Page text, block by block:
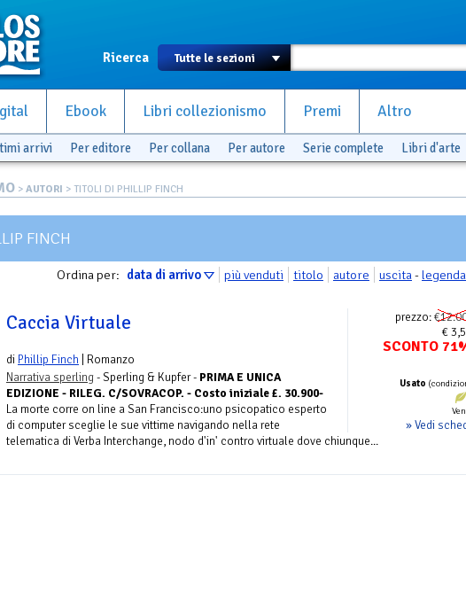
Ricerca
Ebook Libri collezionismo Premi Altro
arrivi Per editore Per collana Per autore Serie complete Libri d'arte
> AUTORI > TITOLI DI PHILLIP FINCH
FINCH
Ordina per: data di arrivo più venduti titolo autore uscita-
prezzo:
€
SCONTO
Usato
» Vedi
Caccia Virtuale
di Phillip Finch | Romanzo
Narrativa sperling- Sperling & Kupfer - PRIMA E UNICA
EDIZIONE - RILEG. C/SOVRACOP. - Costo iniziale £. 30.900-
La morte corre on line a San Francisco:uno psicopatico esperto
di computer sceglie le sue vittime navigando nella rete
telematica di Verba Interchange, nodo d'in' contro virtuale dove chiunque...